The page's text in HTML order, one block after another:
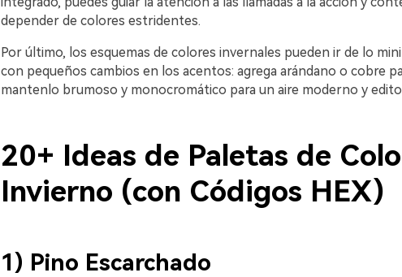
depender de colores estridentes.
Por último, los esquemas de colores invernales pueden ir de lo
con pequeños cambios en los acentos: agrega arándano o cobre
mantenlo brumoso y monocromático para un aire moderno y
20+ Ideas de Paletas de
Invierno (con Códigos HEX)
1) Pino Escarchado